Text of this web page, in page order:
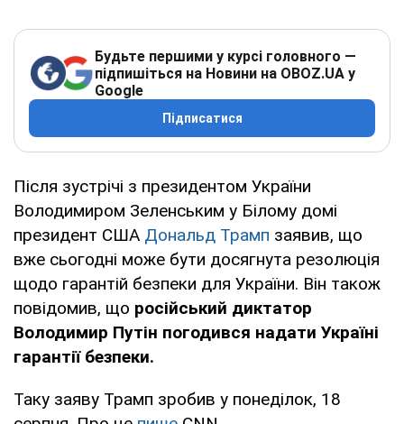
Будьте першими у курсі головного —
підпишіться на Новини на OBOZ.UA у
Google
Підписатися
Після зустрічі з президентом України
Володимиром Зеленським у Білому домі
президент США Дональд Трамп заявив, що
вже сьогодні може бути досягнута резолюція
щодо гарантій безпеки для України. Він також
повідомив, що російський диктатор
Володимир Путін погодився надати Україні
гарантії безпеки.
Таку заяву Трамп зробив у понеділок, 18